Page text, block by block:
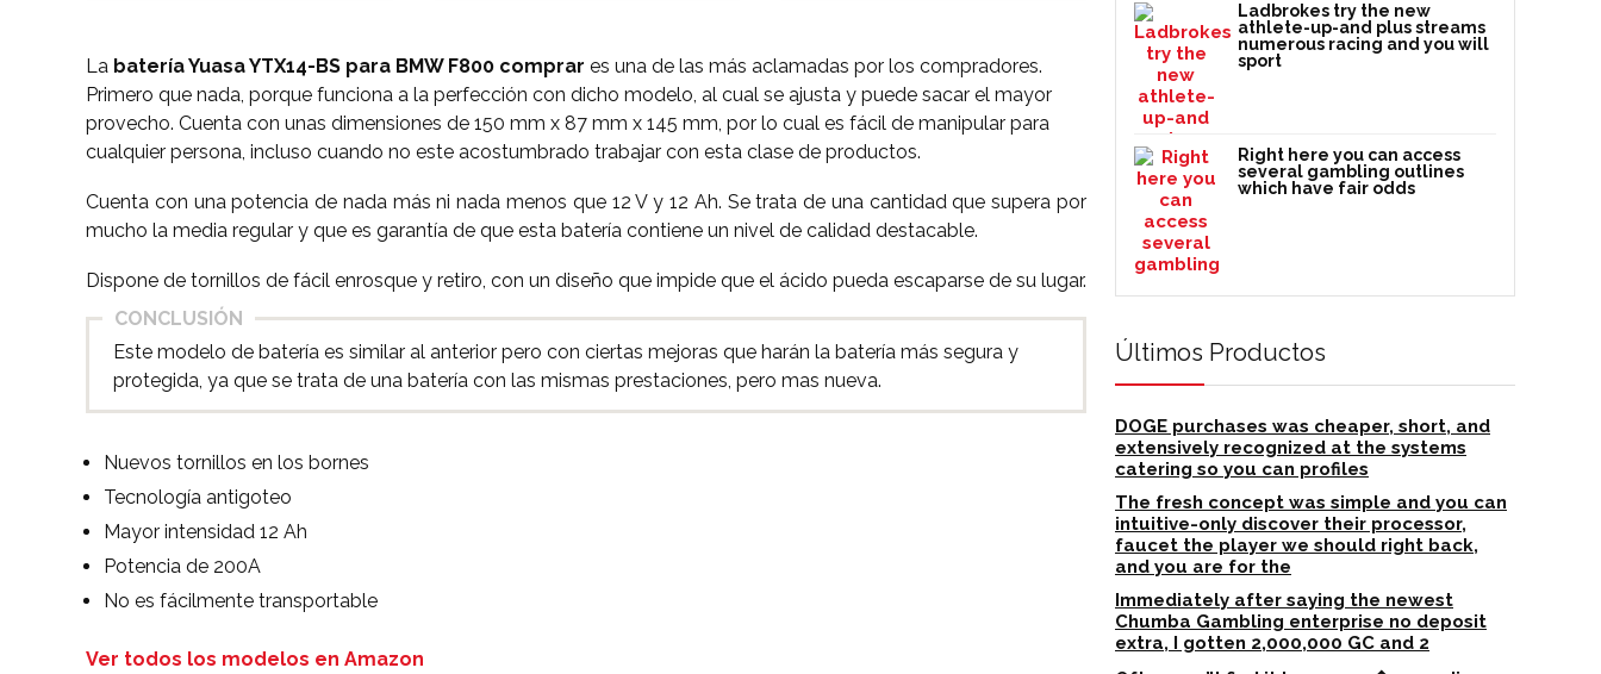
La batería Yuasa YTX14-BS para BMW F800 comprar es una de las más aclamadas por los compradores.
Primero que nada, porque funciona a la perfección con dicho modelo, al cual se ajusta y puede sacar el mayor
provecho. Cuenta con unas dimensiones de 150 mm x 87 mm x 145 mm, por lo cual es fácil de manipular para
cualquier persona, incluso cuando no este acostumbrado trabajar con esta clase de productos.
Cuenta con una potencia de nada más ni nada menos que 12 V y 12 Ah. Se trata de una cantidad que supera por
mucho la media regular y que es garantía de que esta batería contiene un nivel de calidad destacable.
Dispone de tornillos de fácil enrosque y retiro, con un diseño que impide que el ácido pueda escaparse de su lugar.
CONCLUSIÓN
Este modelo de batería es similar al anterior pero con ciertas mejoras que harán la batería más segura y
protegida, ya que se trata de una batería con las mismas prestaciones, pero mas nueva.
Nuevos tornillos en los bornes
Tecnología antigoteo
Mayor intensidad 12 Ah
Potencia de 200A
No es fácilmente transportable
Ver todos los modelos en Amazon
Ladbrokes try the new
athlete-up-and plus streams
numerous racing and you will
sport
Right here you can access
several gambling outlines
which have fair odds
Últimos Productos
DOGE purchases was cheaper, short, and
extensively recognized at the systems
catering so you can profiles
The fresh concept was simple and you can
intuitive-only discover their processor,
faucet the player we should right back,
and you are for the
Immediately after saying the newest
Chumba Gambling enterprise no deposit
extra, I gotten 2,000,000 GC and 2